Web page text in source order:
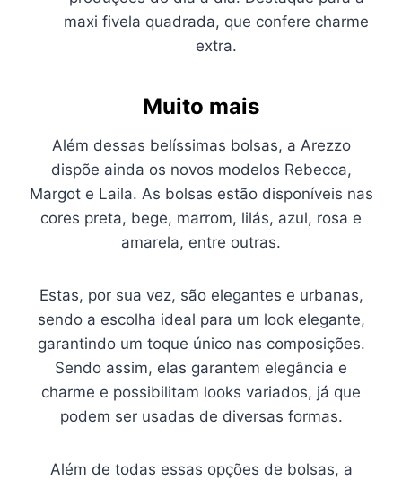
maxi fivela quadrada, que confere charme
extra.
Muito mais
Além dessas belíssimas bolsas, a Arezzo
dispõe ainda os novos modelos Rebecca,
Margot e Laila. As bolsas estão disponíveis nas
cores preta, bege, marrom, lilás, azul, rosa e
amarela, entre outras.
Estas, por sua vez, são elegantes e urbanas,
sendo a escolha ideal para um look elegante,
garantindo um toque único nas composições.
Sendo assim, elas garantem elegância e
charme e possibilitam looks variados, já que
podem ser usadas de diversas formas.
Além de todas essas opções de bolsas, a